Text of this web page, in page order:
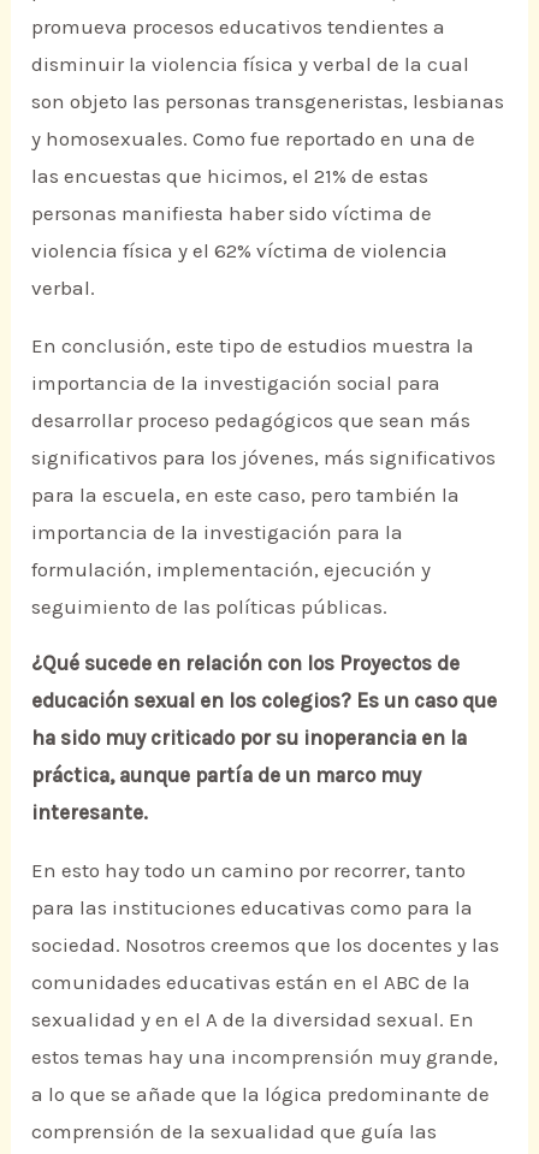
promueva procesos educativos tendientes a
disminuir la violencia física y verbal de la cual
son objeto las personas transgeneristas, lesbianas
y homosexuales. Como fue reportado en una de
las encuestas que hicimos, el 21% de estas
personas manifiesta haber sido víctima de
violencia física y el 62% víctima de violencia
verbal.
En conclusión, este tipo de estudios muestra la
importancia de la investigación social para
desarrollar proceso pedagógicos que sean más
significativos para los jóvenes, más significativos
para la escuela, en este caso, pero también la
importancia de la investigación para la
formulación, implementación, ejecución y
seguimiento de las políticas públicas.
¿Qué sucede en relación con los Proyectos de
educación sexual en los colegios? Es un caso que
ha sido muy criticado por su inoperancia en la
práctica, aunque partía de un marco muy
interesante.
En esto hay todo un camino por recorrer, tanto
para las instituciones educativas como para la
sociedad. Nosotros creemos que los docentes y las
comunidades educativas están en el ABC de la
sexualidad y en el A de la diversidad sexual. En
estos temas hay una incomprensión muy grande,
a lo que se añade que la lógica predominante de
comprensión de la sexualidad que guía las